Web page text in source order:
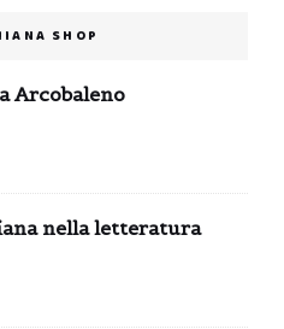
SHOP
Arcobaleno
nella letteratura